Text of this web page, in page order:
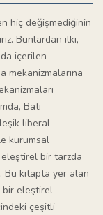
hiç değişmediğinin
Bunlardan ilki,
içerilen
mekanizmalarına
Batı
liberal-
kurumsal
bir tarzda
Bu kitapta yer alan
bir eleştirel
çeşitli